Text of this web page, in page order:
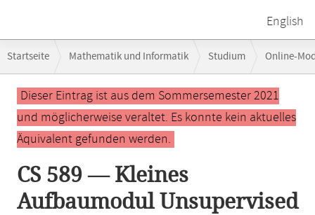
English
Navigation
Startseite Mathematik und Informatik Studium Online-
CS 589 — Kleines Aufbaumodul Unsupervised Learning
Hauptinhalt
Dieser Eintrag ist aus dem Sommersemester 2021
und möglicherweise veraltet. Es konnte kein aktuelles
Äquivalent gefunden werden.
CS 589 — Kleines
Aufbaumodul Unsupervised